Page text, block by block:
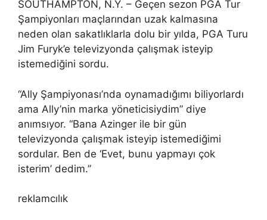
SOUTHAMPTON, N.Y. – Geçen sezon PGA Tur
Şampiyonları maçlarından uzak kalmasına
neden olan sakatlıklarla dolu bir yılda, PGA Turu
Jim Furyk’e televizyonda çalışmak isteyip
istemediğini sordu.
“Ally Şampiyonası’nda oynamadığımı biliyorlardı
ama Ally’nin marka yöneticisiydim” diye
anımsıyor. “Bana Azinger ile bir gün
televizyonda çalışmak isteyip istemediğimi
sordular. Ben de ‘Evet, bunu yapmayı çok
isterim’ dedim.”
reklamcılık